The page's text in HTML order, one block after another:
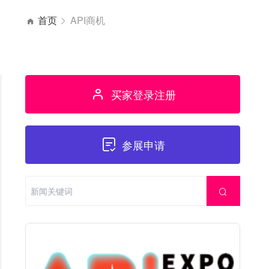
首页 API商机
买家登录注册
参展申请